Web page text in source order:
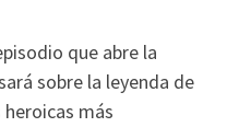
que abre la
sobre la leyenda de
más